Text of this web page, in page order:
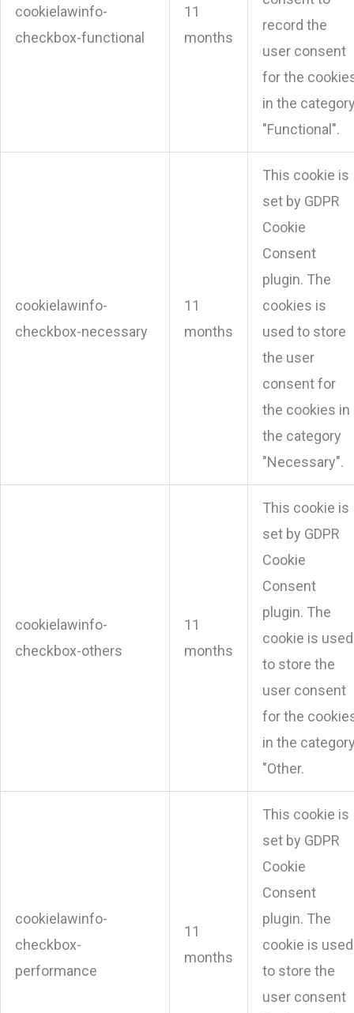
cookielawinfo-
checkbox-functional
11
months
record the
user consent
for the
in the
"Functional".
cookielawinfo-
checkbox-necessary
11
months
This cookie is
set by GDPR
Cookie
Consent
plugin. The
cookies is
used to store
the user
consent for
the cookies in
the category
"Necessary".
cookielawinfo-
checkbox-others
11
months
This cookie is
set by GDPR
Cookie
Consent
plugin. The
cookie is used
to store the
user consent
for the
in the
"Other.
cookielawinfo-
checkbox-
performance
11
months
This cookie is
set by GDPR
Cookie
Consent
plugin. The
cookie is used
to store the
user consent